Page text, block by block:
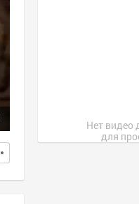
Нет видео
для